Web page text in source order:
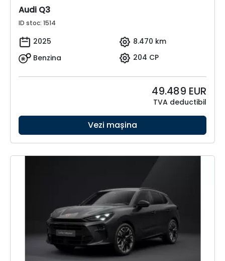
Audi Q3
ID stoc: 1514
2025
8.470 km
Benzina
204 CP
49.489 EUR
TVA deductibil
Vezi mașina